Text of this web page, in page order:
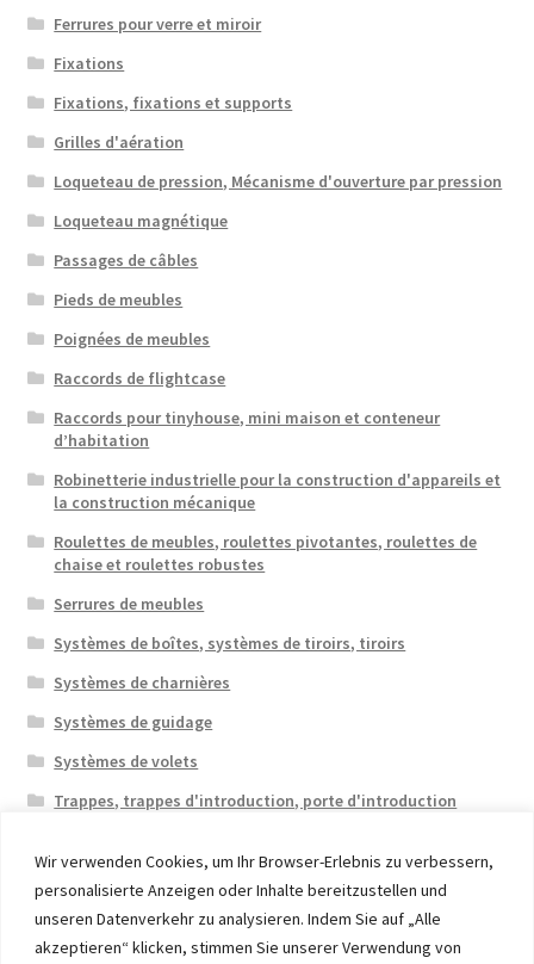
Wir verwenden Cookies, um Ihr Browser-Erlebnis zu verbessern,
personalisierte Anzeigen oder Inhalte bereitzustellen und
unseren Datenverkehr zu analysieren. Indem Sie auf „Alle
akzeptieren“ klicken, stimmen Sie unserer Verwendung von
Ferrures pour verre et miroir
Fixations
Fixations, fixations et supports
Grilles d'aération
Loqueteau de pression, Mécanisme d'ouverture par pression
Loqueteau magnétique
Passages de câbles
Pieds de meubles
Poignées de meubles
Raccords de flightcase
Raccords pour tinyhouse, mini maison et conteneur
d’habitation
Robinetterie industrielle pour la construction d'appareils et
la construction mécanique
Roulettes de meubles, roulettes pivotantes, roulettes de
chaise et roulettes robustes
Serrures de meubles
Systèmes de boîtes, systèmes de tiroirs, tiroirs
Systèmes de charnières
Systèmes de guidage
Systèmes de volets
Trappes, trappes d'introduction, porte d'introduction